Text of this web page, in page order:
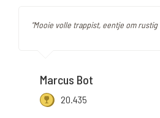
"Mooie volle trappist, eentje om
Marcus Bot
20.435